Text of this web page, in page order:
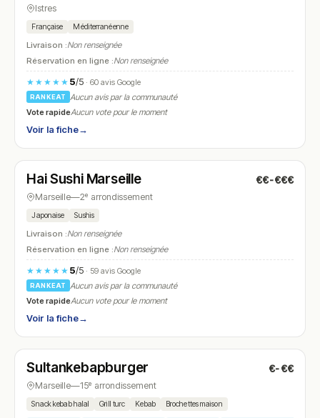
Istres
Française Méditerranéenne
Livraison :Non renseignée
Réservation en ligne :Non renseignée
★★★★★ 5/5· 60 avis Google
RANKEAT
Aucun avis par la communauté
Vote rapideAucun vote pour le moment
Voir la fiche→
N° 20
Hai Sushi Marseille €€-€€€
Marseille—2ᵉ arrondissement
Japonaise Sushis
Livraison :Non renseignée
Réservation en ligne :Non renseignée
★★★★★ 5/5· 59 avis Google
RANKEAT
Aucun avis par la communauté
Vote rapideAucun vote pour le moment
Voir la fiche→
N° 21
Sultankebapburger €-€€
Marseille—15ᵉ arrondissement
Snack kebab halal Grill turc Kebab Brochettes maison